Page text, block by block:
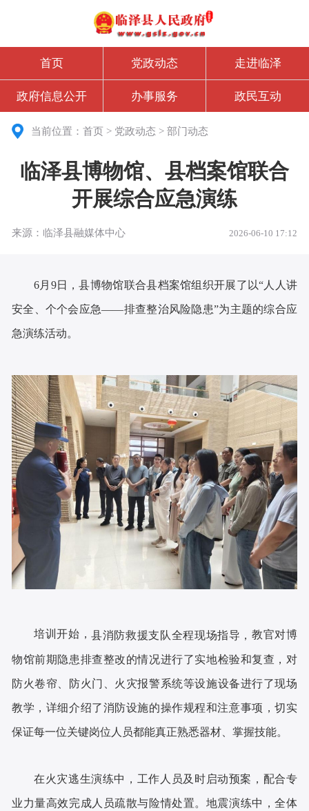
首页 党政动态 走进临泽
政府信息公开 办事服务 政民互动
当前位置：首页 > 党政动态 >部门动态
临泽县博物馆、县档案馆联合
开展综合应急演练
来源：临泽县融媒体中心 2026-06-10 17:12
6月9日 ，县博物馆联合县档案馆组织开展了 以“人人讲
安全、个个会应急——排查整治风险隐患”为主题的综合应
急演练活动。
培训开始，县消防救援支队全程现场指导，教官对博
物馆前期隐患排查整改的情况进行了实地检验和复查，对
防火卷帘、防火门 火灾报警系统等设施设备进行了现场
教学，详细介绍了消防设施的操作规程和注意事项，切实
保证每一位关键岗位人员都能真正熟悉器材、掌握技能。
在火灾逃生演练中，工作人员及时启动预案，配合专
业力量高效完成人员疏散与险情处置。地震演练中，全体